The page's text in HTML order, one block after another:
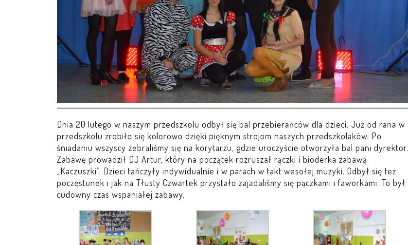
Dnia 20 lutego w naszym przedszkolu odbył się bal przebierańców dla dzieci. Już od rana w
przedszkolu zrobiło się kolorowo dzięki pięknym strojom naszych przedszkolaków. Po
śniadaniu wszyscy zebraliśmy się na korytarzu, gdzie uroczyście otworzyła bal pani dyrektor.
Zabawę prowadził DJ Artur, który na początek rozruszał rączki i bioderka zabawą
„Kaczuszki”. Dzieci tańczyły indywidualnie i w parach w takt wesołej muzyki. Odbył się też
poczęstunek i jak na Tłusty Czwartek przystało zajadaliśmy się pączkami i faworkami. To był
cudowny czas wspaniałej zabawy.